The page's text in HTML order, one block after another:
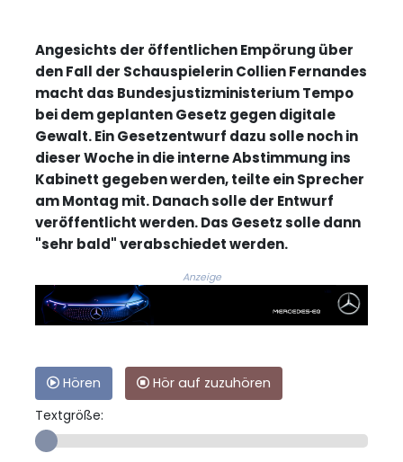
Angesichts der öffentlichen Empörung über
den Fall der Schauspielerin Collien Fernandes
macht das Bundesjustizministerium Tempo
bei dem geplanten Gesetz gegen digitale
Gewalt. Ein Gesetzentwurf dazu solle noch in
dieser Woche in die interne Abstimmung ins
Kabinett gegeben werden, teilte ein Sprecher
am Montag mit. Danach solle der Entwurf
veröffentlicht werden. Das Gesetz solle dann
"sehr bald" verabschiedet werden.
Anzeige
Hören
Hör auf zuzuhören
Textgröße: